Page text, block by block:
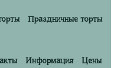
Праздничные торты
Информация
Цены